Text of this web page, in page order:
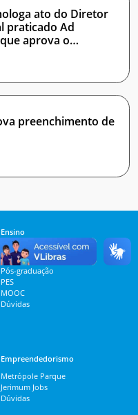
ato do Diretor
praticado Ad
aprova o
Substituto do
preenchimento de
Ensino
Curso Técnico
Graduação
Pós-graduação
PES
MOOC
Dúvidas
Empreendedorismo
Metrópole Parque
Jerimum Jobs
Dúvidas